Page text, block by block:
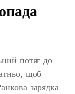
потяг до
щоб
зарядка